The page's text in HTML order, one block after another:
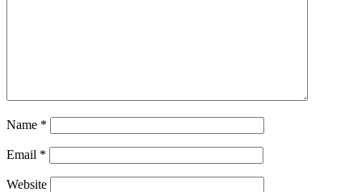
Name *
Email *
Website